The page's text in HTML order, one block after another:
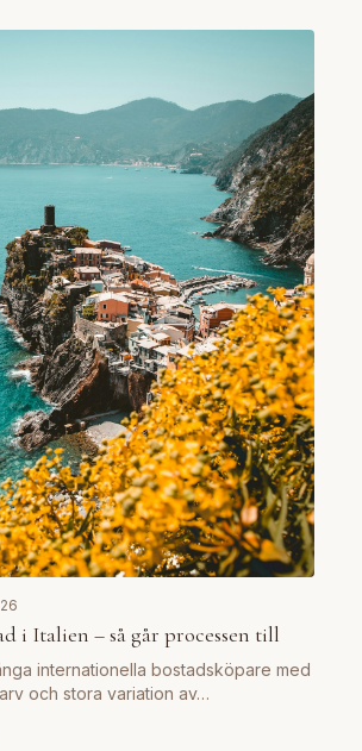
i Italien – så går processen till
internationella bostadsköpare med
och stora variation av…